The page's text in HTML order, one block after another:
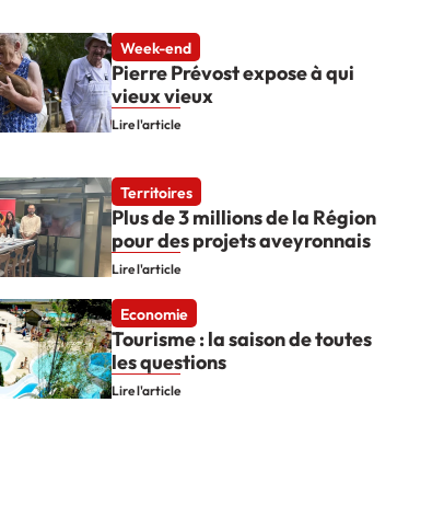
Week-end
Pierre Prévost expose à qui
vieux vieux
Lire l'article
Territoires
Plus de 3 millions de la Région
pour des projets aveyronnais
Lire l'article
Economie
Tourisme : la saison de toutes
les questions
Lire l'article